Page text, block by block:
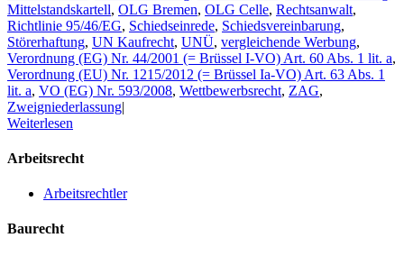
Mittelstandskartell, OLG Bremen, OLG Celle, Rechtsanwalt,
Richtlinie 95/46/EG, Schiedseinrede, Schiedsvereinbarung,
Störerhaftung, UN Kaufrecht, UNÜ, vergleichende Werbung,
Verordnung (EG) Nr. 44/2001 (= Brüssel I-VO) Art. 60 Abs. 1 lit. a,
Verordnung (EU) Nr. 1215/2012 (= Brüssel Ia-VO) Art. 63 Abs. 1
lit. a, VO (EG) Nr. 593/2008, Wettbewerbsrecht, ZAG,
Zweigniederlassung|
Weiterlesen
Arbeitsrecht
Arbeitsrechtler
Baurecht